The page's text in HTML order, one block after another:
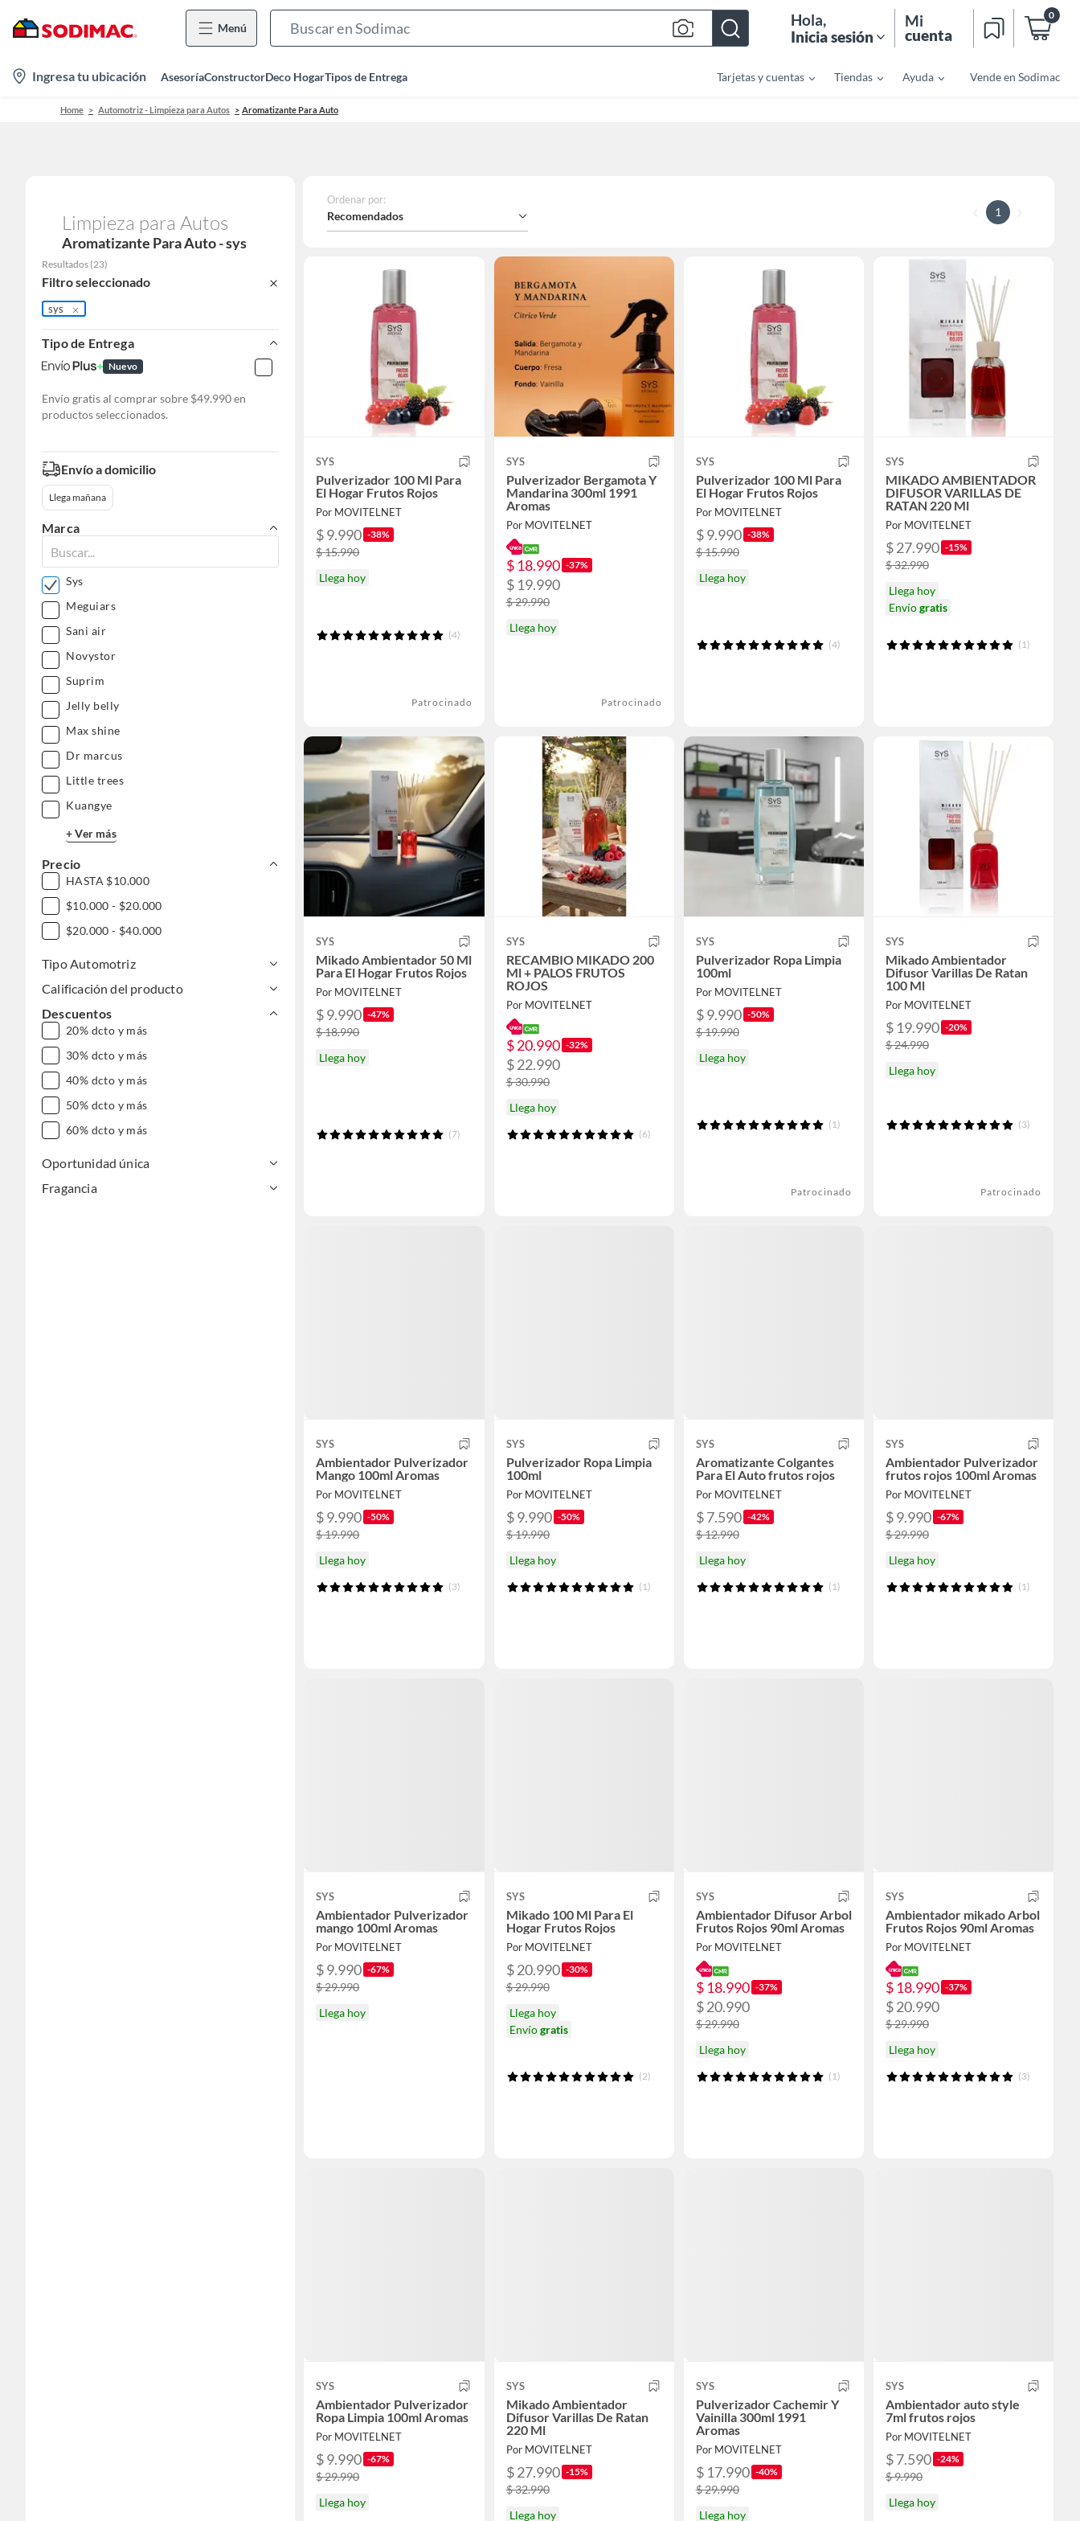
Menú
Bar
Hola,
Inicia sesión
Mi
cuenta
0
location-
icon
Ingresa tu ubicación AsesoríaConstructorDeco HogarTipos de Entrega Tarjetas y cuentas Tiendas Ayuda Vende en Sodimac
Home Automotriz - Limpieza para Autos Aromatizante Para Auto
Limpieza para Autos
Aromatizante Para Auto - sys
Resultados (23)
Filtro seleccionado
sys
Tipo de Entrega
Nuevo
Envío gratis al comprar sobre $49.990 en
productos seleccionados.
Envío a domicilio
Llega mañana
Marca
Sys
Meguiars
Sani air
Novystor
Suprim
Jelly belly
Max shine
Dr marcus
Little trees
Kuangye
+ Ver más
Precio
HASTA $10.000
$10.000 - $20.000
$20.000 - $40.000
Tipo Automotriz
Calificación del producto
Descuentos
20% dcto y más
30% dcto y más
40% dcto y más
50% dcto y más
60% dcto y más
Oportunidad única
Fragancia
Ordenar por:
Recomendados 1
SYS
Pulverizador 100 Ml Para
El Hogar Frutos Rojos
Por MOVITELNET
$ 9.990 -38%
$ 15.990
Llega hoy
(4)
Patrocinado
SYS
Pulverizador Bergamota Y
Mandarina 300ml 1991
Aromas
Por MOVITELNET
$ 18.990 -37%
$ 19.990
$ 29.990
Llega hoy
Patrocinado
SYS
Pulverizador 100 Ml Para
El Hogar Frutos Rojos
Por MOVITELNET
$ 9.990 -38%
$ 15.990
Llega hoy
(4)
SYS
MIKADO AMBIENTADOR
DIFUSOR VARILLAS DE
RATAN 220 Ml
Por MOVITELNET
$ 27.990 -15%
$ 32.990
Llega hoy
Envíogratis
(1)
SYS
Mikado Ambientador 50 Ml
Para El Hogar Frutos Rojos
Por MOVITELNET
$ 9.990 -47%
$ 18.990
Llega hoy
(7)
SYS
RECAMBIO MIKADO 200
Ml + PALOS FRUTOS
ROJOS
Por MOVITELNET
$ 20.990 -32%
$ 22.990
$ 30.990
Llega hoy
(6)
SYS
Pulverizador Ropa Limpia
100ml
Por MOVITELNET
$ 9.990 -50%
$ 19.990
Llega hoy
(1)
Patrocinado
SYS
Mikado Ambientador
Difusor Varillas De Ratan
100 Ml
Por MOVITELNET
$ 19.990 -20%
$ 24.990
Llega hoy
(3)
Patrocinado
SYS
Ambientador Pulverizador
Mango 100ml Aromas
Por MOVITELNET
$ 9.990 -50%
$ 19.990
Llega hoy
(3)
SYS
Pulverizador Ropa Limpia
100ml
Por MOVITELNET
$ 9.990 -50%
$ 19.990
Llega hoy
(1)
SYS
Aromatizante Colgantes
Para El Auto frutos rojos
Por MOVITELNET
$ 7.590 -42%
$ 12.990
Llega hoy
(1)
SYS
Ambientador Pulverizador
frutos rojos 100ml Aromas
Por MOVITELNET
$ 9.990 -67%
$ 29.990
Llega hoy
(1)
SYS
Ambientador Pulverizador
mango 100ml Aromas
Por MOVITELNET
$ 9.990 -67%
$ 29.990
Llega hoy
SYS
Mikado 100 Ml Para El
Hogar Frutos Rojos
Por MOVITELNET
$ 20.990 -30%
$ 29.990
Llega hoy
Envíogratis
(2)
SYS
Ambientador Difusor Arbol
Frutos Rojos 90ml Aromas
Por MOVITELNET
$ 18.990 -37%
$ 20.990
$ 29.990
Llega hoy
(1)
SYS
Ambientador mikado Arbol
Frutos Rojos 90ml Aromas
Por MOVITELNET
$ 18.990 -37%
$ 20.990
$ 29.990
Llega hoy
(3)
SYS
Ambientador Pulverizador
Ropa Limpia 100ml Aromas
Por MOVITELNET
$ 9.990 -67%
$ 29.990
Llega hoy
SYS
Mikado Ambientador
Difusor Varillas De Ratan
220 Ml
Por MOVITELNET
$ 27.990 -15%
$ 32.990
Llega hoy
SYS
Pulverizador Cachemir Y
Vainilla 300ml 1991
Aromas
Por MOVITELNET
$ 17.990 -40%
$ 29.990
Llega hoy
SYS
Ambientador auto style
7ml frutos rojos
Por MOVITELNET
$ 7.590 -24%
$ 9.990
Llega hoy